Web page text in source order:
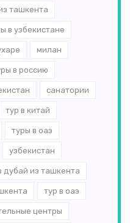
ташкента
в узбекистане
милан
в россию
санатории
тур в китай
туры в оаэ
узбекистан
дубай из ташкента
тур в оаэ
центры